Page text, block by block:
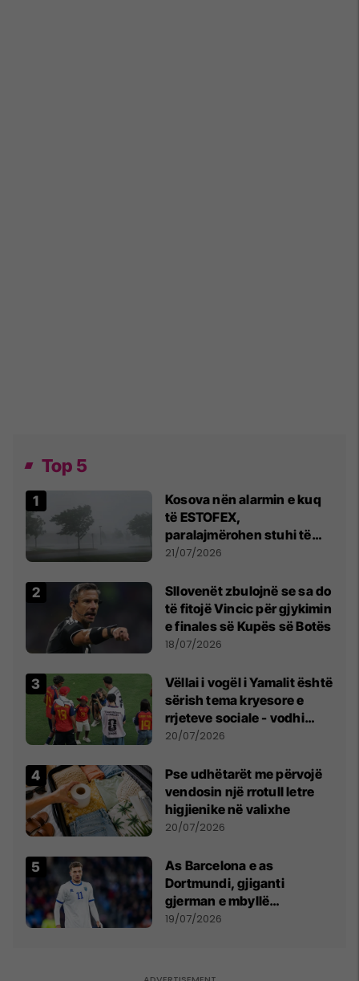
Top 5
Kosova nën alarmin e kuq
të ESTOFEX,
paralajmërohen stuhi të
fuqishme me breshër dhe
21/07/2026
Sllovenët zbulojnë se sa do
të fitojë Vincic për gjykimin
e finales së Kupës së Botës
18/07/2026
Vëllai i vogël i Yamalit është
sërish tema kryesore e
rrjeteve sociale - vodhi
vëmendjen pas finales së
20/07/2026
Pse udhëtarët me përvojë
vendosin një rrotull letre
higjienike në valixhe
20/07/2026
As Barcelona e as
Dortmundi, gjiganti
gjerman e mbyllë
marrëveshjen për Fisnik
19/07/2026